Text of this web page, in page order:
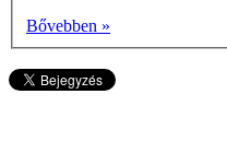
Bővebben »